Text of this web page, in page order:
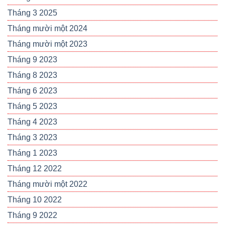
Tháng 3 2025
Tháng mười một 2024
Tháng mười một 2023
Tháng 9 2023
Tháng 8 2023
Tháng 6 2023
Tháng 5 2023
Tháng 4 2023
Tháng 3 2023
Tháng 1 2023
Tháng 12 2022
Tháng mười một 2022
Tháng 10 2022
Tháng 9 2022